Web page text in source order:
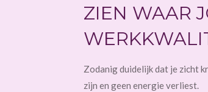
ZIEN WAAR
Zodanig duidelijk dat je zicht
zijn en geen energie verliest.